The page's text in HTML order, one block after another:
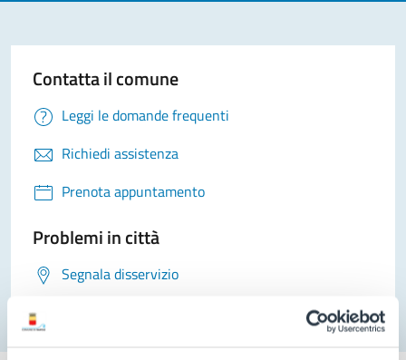
Contatta il comune
Leggi le domande frequenti
Richiedi assistenza
Prenota appuntamento
Problemi in città
Segnala disservizio